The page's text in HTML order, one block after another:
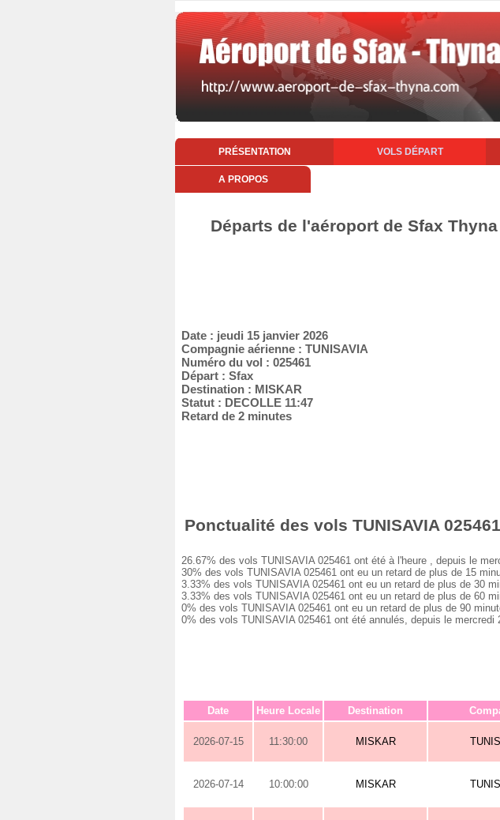
PRÉSENTATION VOLS DÉPART
A PROPOS
Départs de l'aéroport de Sfax
Date : jeudi 15 janvier 2026
Compagnie aérienne : TUNISAVIA
Numéro du vol : 025461
Départ : Sfax
Destination : MISKAR
Statut : DECOLLE 11:47
Retard de 2 minutes
Ponctualité des vols TUNISAVIA
26.67% des vols TUNISAVIA 025461 ont été à l'heure , depuis le
30% des vols TUNISAVIA 025461 ont eu un retard de plus de 15
3.33% des vols TUNISAVIA 025461 ont eu un retard de plus de 30
3.33% des vols TUNISAVIA 025461 ont eu un retard de plus de 60
0% des vols TUNISAVIA 025461 ont eu un retard de plus de 90
0% des vols TUNISAVIA 025461 ont été annulés, depuis le mercredi
Date Heure Locale Destination
2026-07-15 11:30:00 MISKAR
2026-07-14 10:00:00 MISKAR